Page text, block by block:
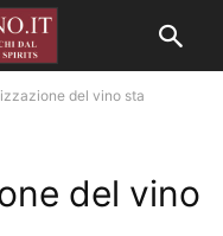
del vino sta
del vino